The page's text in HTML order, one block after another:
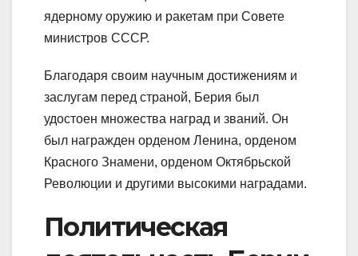
ядерному оружию и ракетам при Совете
министров СССР.
Благодаря своим научным достижениям и
заслугам перед страной, Берия был
удостоен множества наград и званий. Он
был награжден орденом Ленина, орденом
Красного Знамени, орденом Октябрьской
Революции и другими высокими наградами.
Политическая